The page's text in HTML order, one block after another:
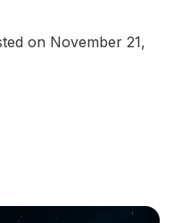
on November 21,